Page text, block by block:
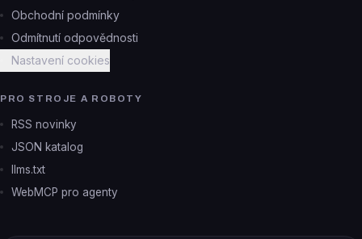
Obchodní podmínky
Odmítnutí odpovědnosti
Nastavení cookies
PRO STROJE A ROBOTY
RSS novinky
JSON katalog
llms.txt
WebMCP pro agenty